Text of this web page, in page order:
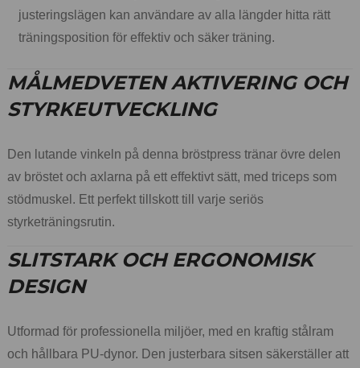
justeringslägen kan användare av alla längder hitta rätt
träningsposition för effektiv och säker träning.
MÅLMEDVETEN AKTIVERING OCH
STYRKEUTVECKLING
Den lutande vinkeln på denna bröstpress tränar övre delen
av bröstet och axlarna på ett effektivt sätt, med triceps som
stödmuskel. Ett perfekt tillskott till varje seriös
styrketräningsrutin.
SLITSTARK OCH ERGONOMISK
DESIGN
Utformad för professionella miljöer, med en kraftig stålram
och hållbara PU-dynor. Den justerbara sitsen säkerställer att